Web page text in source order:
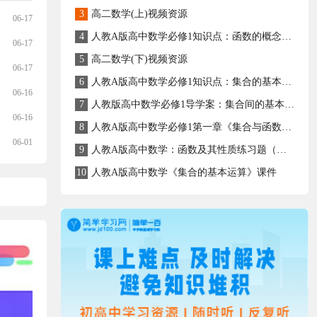
06-17
06-17
06-17
06-16
06-16
06-01
3 高二数学(上)视频资源
4 人教A版高中数学必修1知识点：函数的概念及例题讲解课件
5 高二数学(下)视频资源
6 人教A版高中数学必修1知识点：集合的基本运算
7 人教版高中数学必修1导学案：集合间的基本关系
8 人教A版高中数学必修1第一章《集合与函数概念》单元检测卷（详解版）
9 人教A版高中数学：函数及其性质练习题（含答案）
10 人教A版高中数学《集合的基本运算》课件